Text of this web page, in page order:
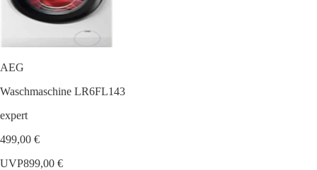
AEG
Waschmaschine LR6FL143
expert
499,00 €
UVP899,00 €